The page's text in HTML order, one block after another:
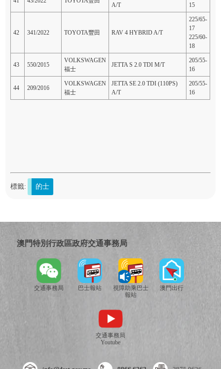
A/T
15
42 341/2022 TOYOTA豐田 RAV 4 HYBRID A/T
225/65-
17
225/60-
18
43 550/2015
VOLKSWAGEN
福士
JETTA S 2.0 TDI M/T
205/55-
16
44 209/2016
VOLKSWAGEN
福士
JETTA SE 2.0 TDI (110PS)
A/T
205/55-
16
標籤: 的士
澳門特別行政區政府交通事務局
交通事務局 巴士報站
視障助乘巴士
報站
澳門出行
交通事務局
Youtube